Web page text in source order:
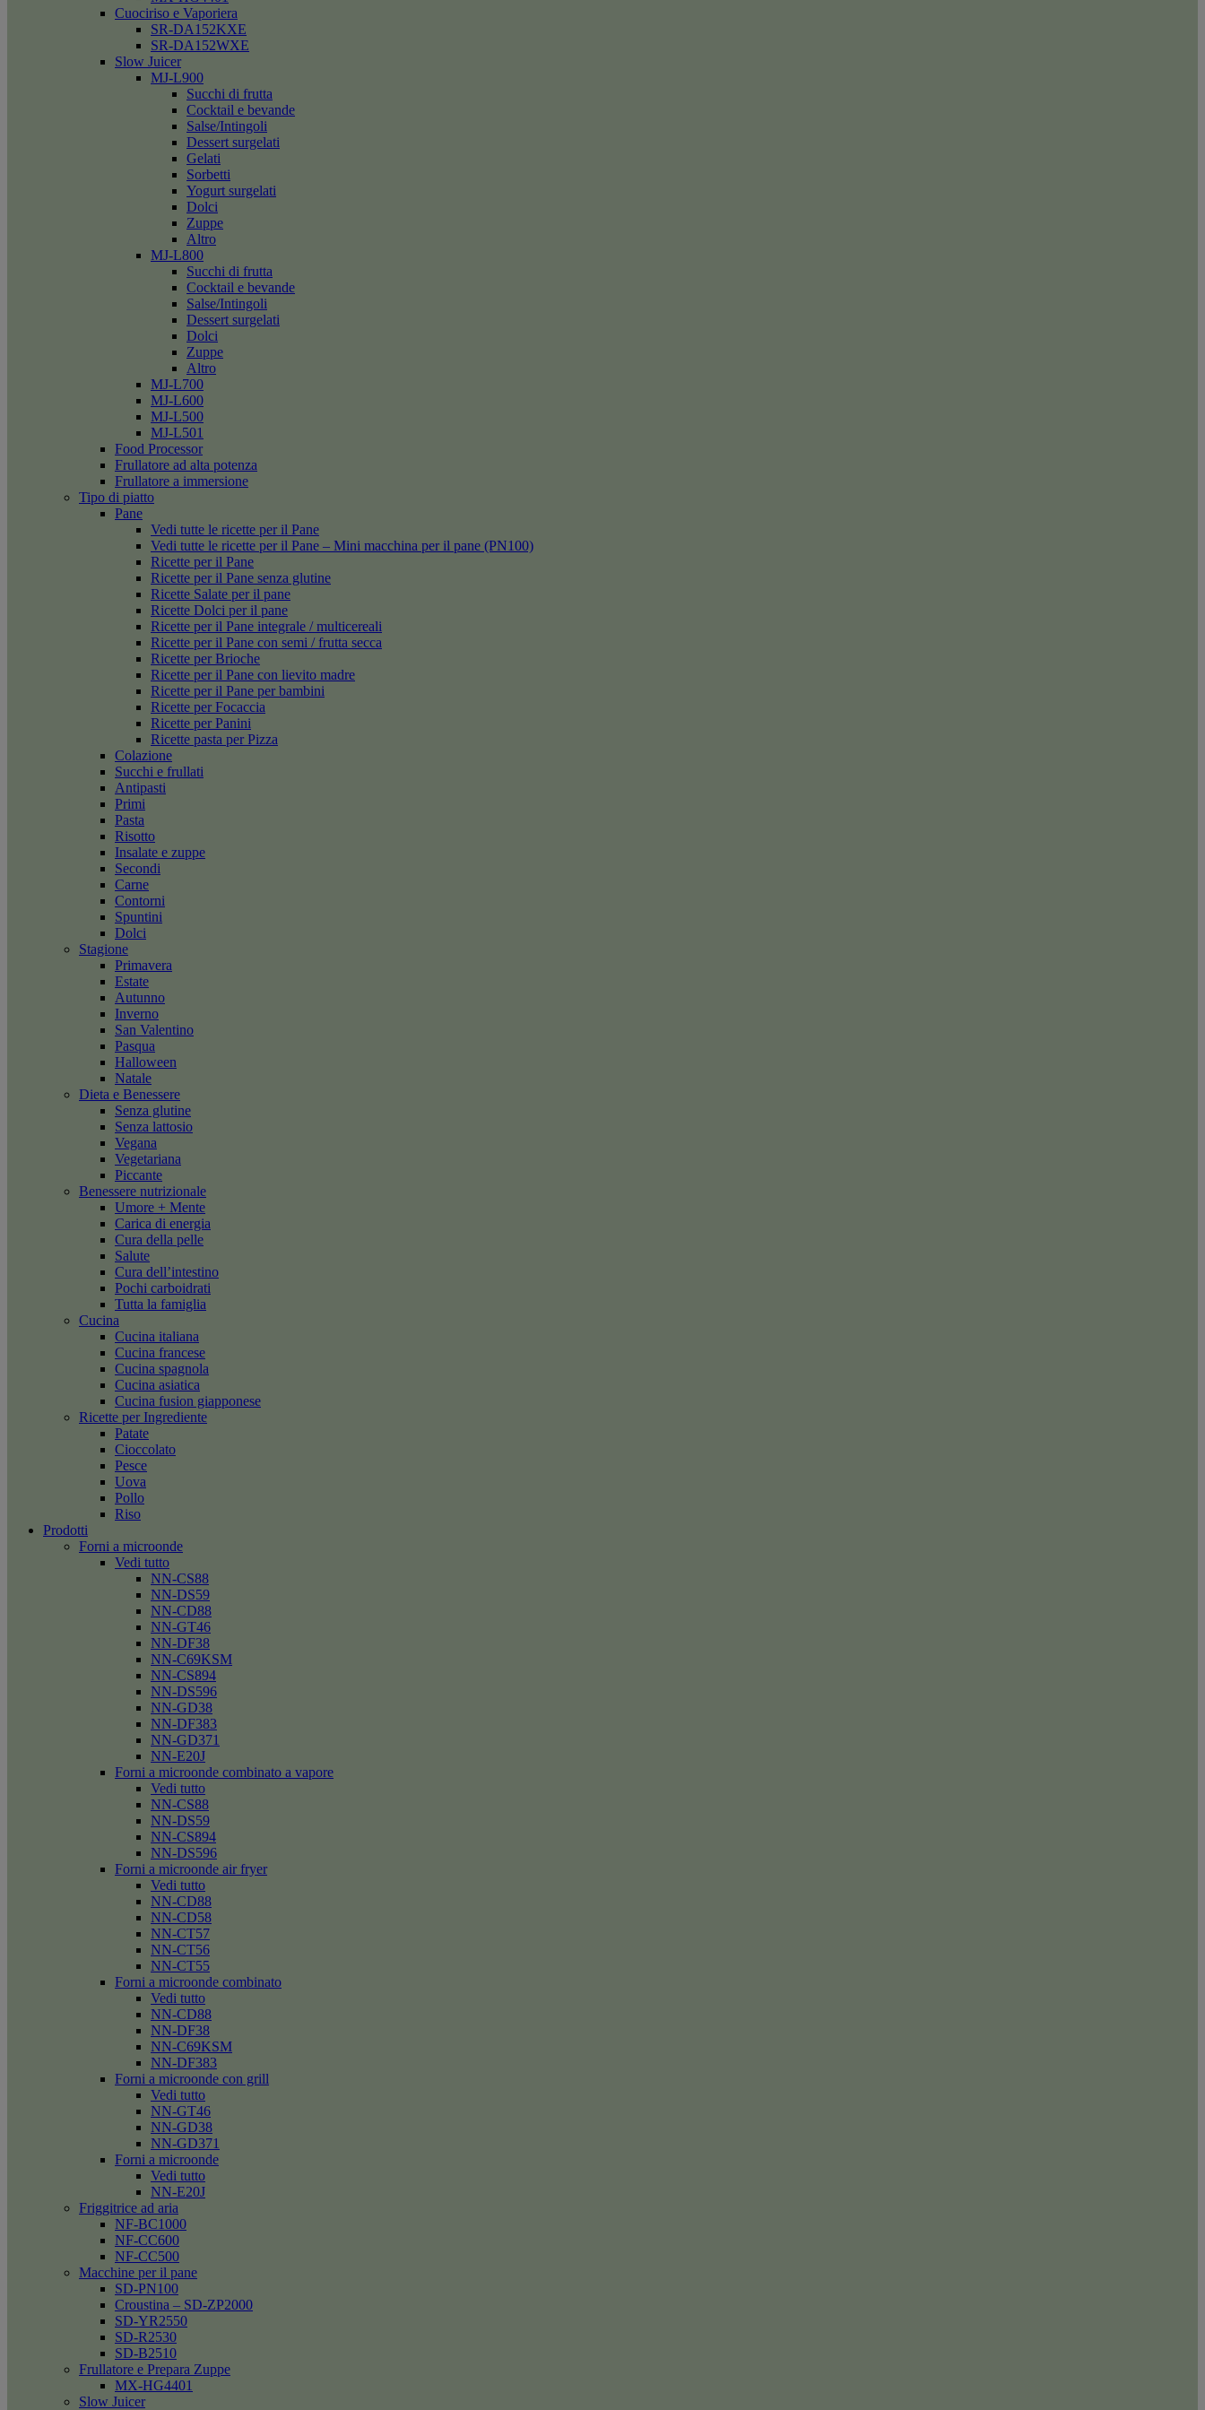
Cuociriso e Vaporiera
SR-DA152KXE
SR-DA152WXE
Slow Juicer
MJ-L900
Succhi di frutta
Cocktail e bevande
Salse/Intingoli
Dessert surgelati
Gelati
Sorbetti
Yogurt surgelati
Dolci
Zuppe
Altro
MJ-L800
Succhi di frutta
Cocktail e bevande
Salse/Intingoli
Dessert surgelati
Dolci
Zuppe
Altro
MJ-L700
MJ-L600
MJ-L500
MJ-L501
Food Processor
Frullatore ad alta potenza
Frullatore a immersione
Tipo di piatto
Pane
Vedi tutte le ricette per il Pane
Vedi tutte le ricette per il Pane – Mini macchina per il pane (PN100)
Ricette per il Pane
Ricette per il Pane senza glutine
Ricette Salate per il pane
Ricette Dolci per il pane
Ricette per il Pane integrale / multicereali
Ricette per il Pane con semi / frutta secca
Ricette per Brioche
Ricette per il Pane con lievito madre
Ricette per il Pane per bambini
Ricette per Focaccia
Ricette per Panini
Ricette pasta per Pizza
Colazione
Succhi e frullati
Antipasti
Primi
Pasta
Risotto
Insalate e zuppe
Secondi
Carne
Contorni
Spuntini
Dolci
Stagione
Primavera
Estate
Autunno
Inverno
San Valentino
Pasqua
Halloween
Natale
Dieta e Benessere
Senza glutine
Senza lattosio
Vegana
Vegetariana
Piccante
Benessere nutrizionale
Umore + Mente
Carica di energia
Cura della pelle
Salute
Cura dell’intestino
Pochi carboidrati
Tutta la famiglia
Cucina
Cucina italiana
Cucina francese
Cucina spagnola
Cucina asiatica
Cucina fusion giapponese
Ricette per Ingrediente
Patate
Cioccolato
Pesce
Uova
Pollo
Riso
Prodotti
Forni a microonde
Vedi tutto
NN-CS88
NN-DS59
NN-CD88
NN-GT46
NN-DF38
NN-C69KSM
NN-CS894
NN-DS596
NN-GD38
NN-DF383
NN-GD371
NN-E20J
Forni a microonde combinato a vapore
Vedi tutto
NN-CS88
NN-DS59
NN-CS894
NN-DS596
Forni a microonde air fryer
Vedi tutto
NN-CD88
NN-CD58
NN-CT57
NN-CT56
NN-CT55
Forni a microonde combinato
Vedi tutto
NN-CD88
NN-DF38
NN-C69KSM
NN-DF383
Forni a microonde con grill
Vedi tutto
NN-GT46
NN-GD38
NN-GD371
Forni a microonde
Vedi tutto
NN-E20J
Friggitrice ad aria
NF-BC1000
NF-CC600
NF-CC500
Macchine per il pane
SD-PN100
Croustina – SD-ZP2000
SD-YR2550
SD-R2530
SD-B2510
Frullatore e Prepara Zuppe
MX-HG4401
Slow Juicer